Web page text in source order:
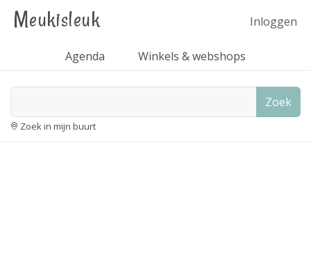
Meukisleuk Inloggen
Agenda Winkels & webshops
Zoek
Zoek in mijn buurt